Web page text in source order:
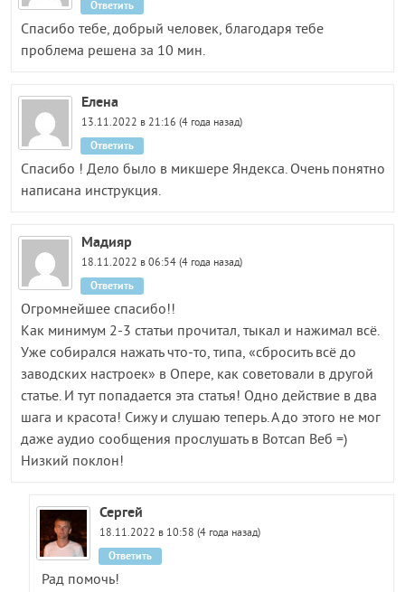
Спасибо тебе, добрый человек, благодаря тебе
проблема решена за 10 мин.
Ответить
Елена
13.11.2022 в 21:16 (4 года назад)
Спасибо ! Дело было в микшере Яндекса. Очень понятно
написана инструкция.
Ответить
Мадияр
18.11.2022 в 06:54 (4 года назад)
Огромнейшее спасибо!!
Как минимум 2-3 статьи прочитал, тыкал и нажимал всё.
Уже собирался нажать что-то, типа, «сбросить всё до
заводских настроек» в Опере, как советовали в другой
статье. И тут попадается эта статья! Одно действие в два
шага и красота! Сижу и слушаю теперь. А до этого не мог
даже аудио сообщения прослушать в Вотсап Веб =)
Низкий поклон!
Ответить
Сергей
18.11.2022 в 10:58 (4 года назад)
Рад помочь!
Ответить